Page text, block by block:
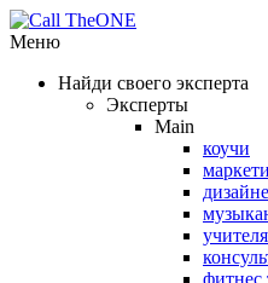
Меню
Найди своего эксперта
Эксперты
Main
коучи
фитнес